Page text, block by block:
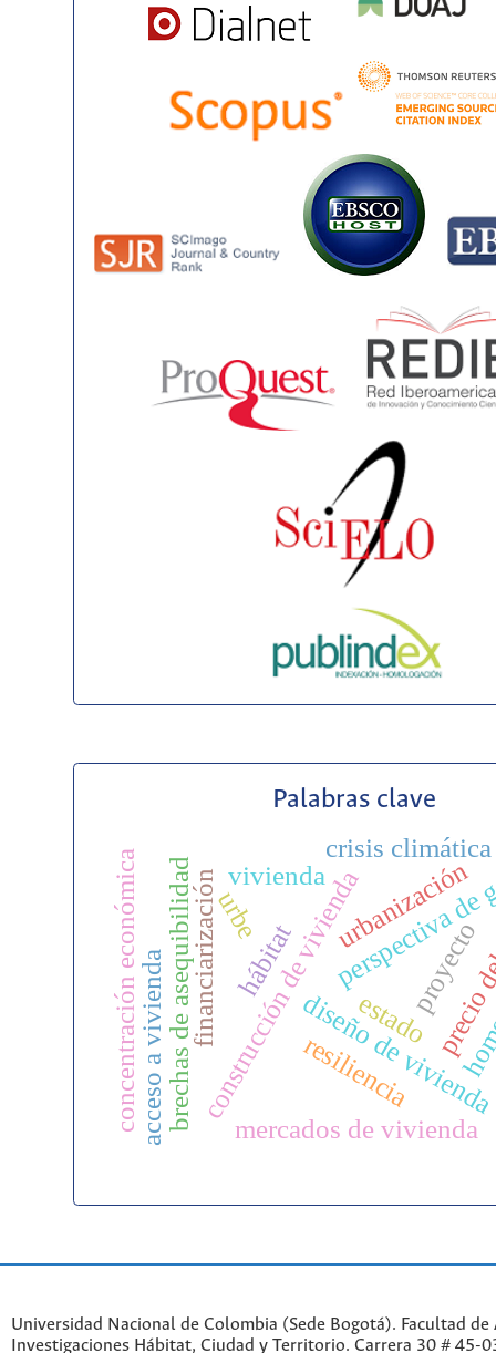
Palabras clave
construcción de viviendadiseño de vivienda
perspectiva
urbe
proyecto
crisis climática
resiliencia
brechas de asequibilidad
acceso a vivienda mercados de vivienda
financiarización estado
vivienda
concentración económica urbanización
hábitat
Universidad Nacional de Colombia (Sede Bogotá). Facultad
Investigaciones Hábitat, Ciudad y Territorio. Carrera 30 # 45-